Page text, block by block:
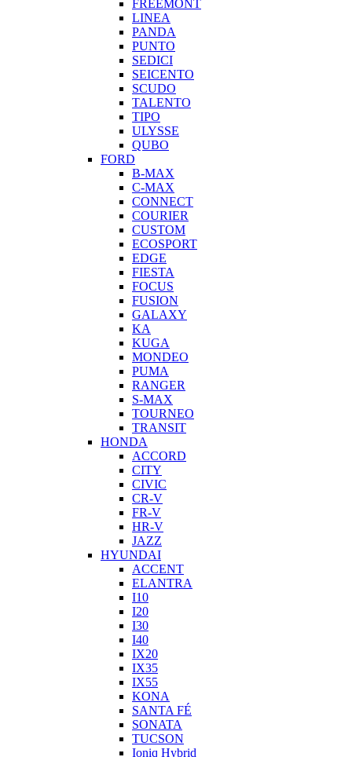
FREEMONT
LINEA
PANDA
PUNTO
SEDICI
SEICENTO
SCUDO
TALENTO
TIPO
ULYSSE
QUBO
FORD
B-MAX
C-MAX
CONNECT
COURIER
CUSTOM
ECOSPORT
EDGE
FIESTA
FOCUS
FUSION
GALAXY
KA
KUGA
MONDEO
PUMA
RANGER
S-MAX
TOURNEO
TRANSIT
HONDA
ACCORD
CITY
CIVIC
CR-V
FR-V
HR-V
JAZZ
HYUNDAI
ACCENT
ELANTRA
I10
I20
I30
I40
IX20
IX35
IX55
KONA
SANTA FÉ
SONATA
TUCSON
Ioniq Hybrid